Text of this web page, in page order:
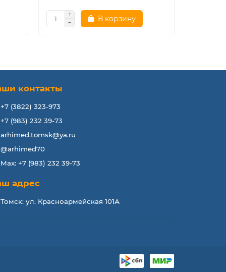
В корзину
контакты
+7 (3822) 323-973
+7 (983) 232 39-73
arhimed.tomsk@ya.ru
@arhimed70
Max: +7 (983) 232 39-73
адрес
Томск: ул. Красноармейская 101А